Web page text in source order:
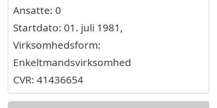
Ansatte: 0
Startdato: 01. juli 1981,
Virksomhedsform:
Enkeltmandsvirksomhed
CVR: 41436654